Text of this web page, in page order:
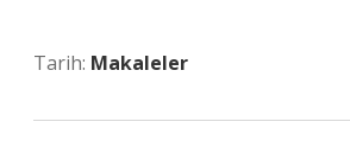
Tarih: Makaleler